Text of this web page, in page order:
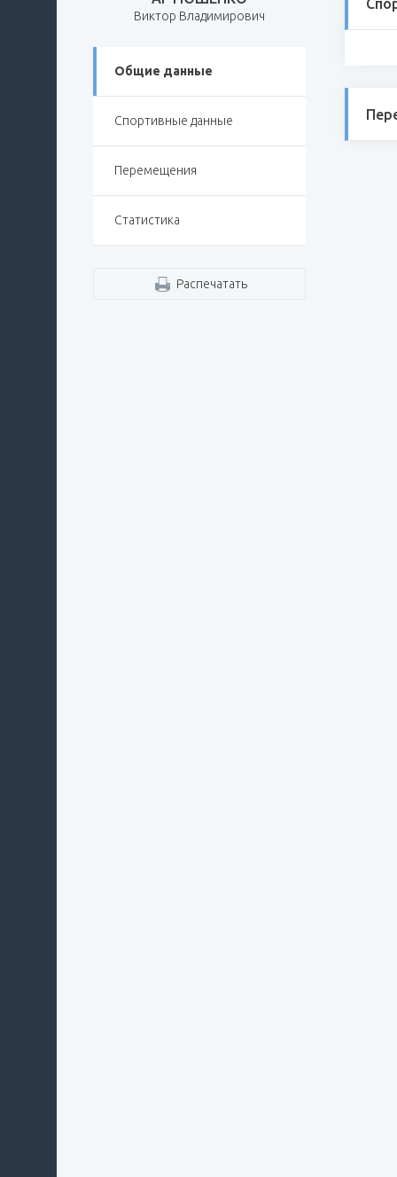
Виктор Владимирович
Общие данные
Спортивные данные
Перемещения
Статистика
Распечатать